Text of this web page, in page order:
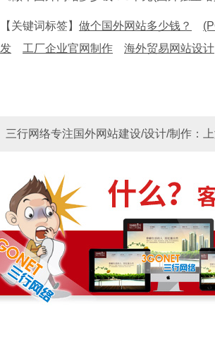
【关键词标签】 做个国外网站多少钱？
发
工厂企业官网制作 海外贸易网站设计
三行网络专注国外网站建设/设计/制作：